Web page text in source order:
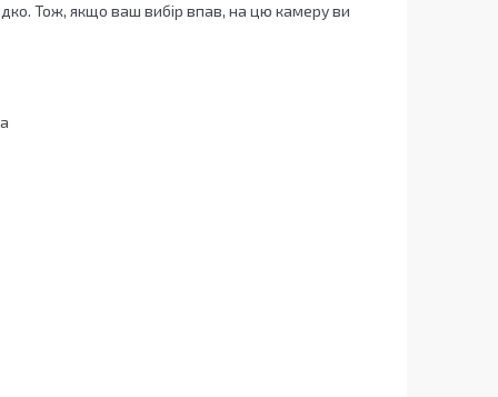
Тож, якщо ваш вибір впав, на цю камеру ви